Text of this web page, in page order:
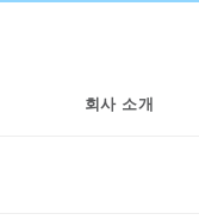
회사 소개